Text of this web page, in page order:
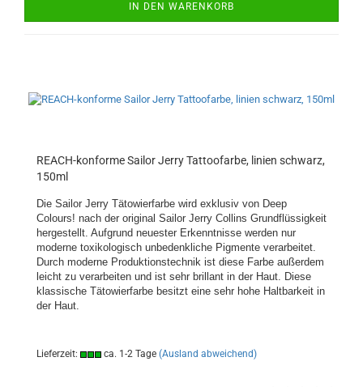
IN DEN WARENKORB
REACH-konforme Sailor Jerry Tattoofarbe, linien schwarz,
150ml
Die Sailor Jerry Tätowierfarbe wird exklusiv von Deep
Colours! nach der original Sailor Jerry Collins Grundflüssigkeit
hergestellt. Aufgrund neuester Erkenntnisse werden nur
moderne toxikologisch unbedenkliche Pigmente verarbeitet.
Durch moderne Produktionstechnik ist diese Farbe außerdem
leicht zu verarbeiten und ist sehr brillant in der Haut. Diese
klassische Tätowierfarbe besitzt eine sehr hohe Haltbarkeit in
der Haut.
Lieferzeit: ca. 1-2 Tage (Ausland abweichend)